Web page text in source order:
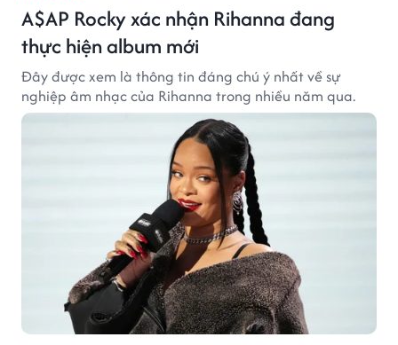
A$AP Rocky xác nhận Rihanna đang
thực hiện album mới
Đây được xem là thông tin đáng chú ý nhất về sự
nghiệp âm nhạc của Rihanna trong nhiều năm qua.